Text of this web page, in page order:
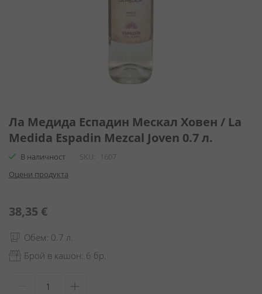
към
началото
на
галерия
снимки
Ла Медида Еспадин Мескал Ховен / La
Medida Espadin Mezcal Joven 0.7 л.
В наличност SKU
1607
Оцени продукта
38,35 €
Обем: 0.7 л.
Брой в кашон: 6 бр.